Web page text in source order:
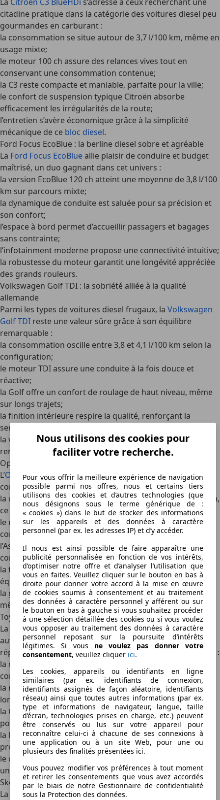
Nous utilisons des cookies pour
faciliter votre recherche.
Pour vous offrir la meilleure expérience de navigation
possible parmi nos offres, nous et certains tiers
utilisons des cookies et d’autres technologies (que
nous désignons sous le terme générique de :
« cookies ») dans le but de stocker des informations
sur les appareils et des données à caractère
personnel (par ex. les adresses IP) et d’y accéder.
Il nous est ainsi possible de faire apparaître une
publicité personnalisée en fonction de vos intérêts,
d’optimiser notre offre et d’analyser l’utilisation que
vous en faites. Veuillez cliquer sur le bouton en bas à
droite pour donner votre accord à la mise en œuvre
de cookies soumis à consentement et au traitement
des données à caractère personnel y afférent ou sur
le bouton en bas à gauche si vous souhaitez procéder
à une sélection détaillée des cookies ou si vous voulez
vous opposer au traitement des données à caractère
personnel reposant sur la poursuite d’intérêts
légitimes. Si vous ne voulez pas donner votre
consentement, veuillez cliquer ici.
Les cookies, appareils ou identifiants en ligne
similaires (par ex. identifiants de connexion,
identifiants assignés de façon aléatoire, identifiants
réseau) ainsi que toutes autres informations (par ex.
type et informations de navigateur, langue, taille
d’écran, technologies prises en charge, etc.) peuvent
être conservés ou lus sur votre appareil pour
reconnaître celui-ci à chacune de ses connexions à
une application ou à un site Web, pour une ou
plusieurs des finalités présentées ici.
Vous pouvez modifier vos préférences à tout moment
et retirer les consentements que vous avez accordés
par le biais de notre Gestionnaire de confidentialité
sous la Protection des données.
citadine pratique dans la catégorie des voitures diesel peu
gourmandes en carburant :
la consommation se situe autour de 3,7 l/100 km, même en
usage mixte;
le moteur 100 ch assure des relances vives tout en
conservant une consommation contenue;
la C3 reste compacte et maniable, parfaite pour la ville;
le confort de suspension typique Citroën absorbe
efficacement les irrégularités de la route;
l’entretien s’avère économique grâce à la simplicité
mécanique de ce bloc diesel.
Ford Focus EcoBlue : la berline diesel sobre et agréable
La Ford Focus EcoBlueallie plaisir de conduire et budget
maîtrisé, un duo gagnant dans cet univers :
la version EcoBlue 120 ch atteint une moyenne de 3,8 l/100
km sur parcours mixte;
la dynamique de conduite est saluée pour sa précision et
son confort;
l’espace à bord permet d’accueillir passagers et bagages
sans contrainte;
l’infotainment moderne propose une connectivité intuitive;
la robustesse du moteur garantit une longévité appréciée
des grands rouleurs.
Volkswagen Golf TDI : la sobriété alliée à la qualité
allemande
Parmi les types devoitures diesel frugaux, la Volkswagen
Golf TDI reste une valeur sûre grâce à son équilibre
remarquable :
la consommation oscille entre 3,8 et 4,1 l/100 km selon la
configuration;
le moteur TDI assure une conduite à la fois douce et
réactive;
la Golf offre un confort de roulage de haut niveau, même
sur longs trajets;
la finition intérieure respire la qualité, renforçant la
sensation de robustesse;
la valeur de revente demeure élevée, gage d’une bonne
rentabilité sur la durée.
Opel Astra Diesel : l’alternative économique et confortable
L’Opel Astra Dieselse distingue par son excellent
compromis entre prix et prestations :
la consommation moyenne s’établit autour de 3,9 l/100 km,
ce qui séduit les automobilistes soucieux de leur budget;
le moteur diesel affiche une souplesse appréciable en
conduite urbaine ou sur autoroute;
l’Astra propose un habitacle spacieux et des sièges
confortables;
la tenue de route inspire confiance grâce à un châssis
équilibré;
la gamme Astra Diesel reste financièrement accessible,
même en version récente.
Toyota Corolla 1.8 D-4D : la fiabilité avant tout
La
Toyota Corolla Dieselcontinue de figurer parmi les
automobiles diesel frugales, notamment grâce à la
réputation légendaire de la marque en matière de fiabilité :
la consommation se situe autour de 4 l/100 km, très
compétitive dans sa catégorie;
la mécanique D-4D est réputée pour sa robustesse et sa
longévité;
la Corolla bénéficie d’une excellente insonorisation, idéale
pour la route;
la ligne sobre et moderne s’adapte aussi bien aux trajets
professionnels qu’aux usages familiaux;
le coût d’entretien est particulièrement bas, contribuant à
un budget maîtrisé.
Skoda Octavia TDI : l’espace et la sobriété
La
Skoda Octavia TDIreprésente l’une des meilleures